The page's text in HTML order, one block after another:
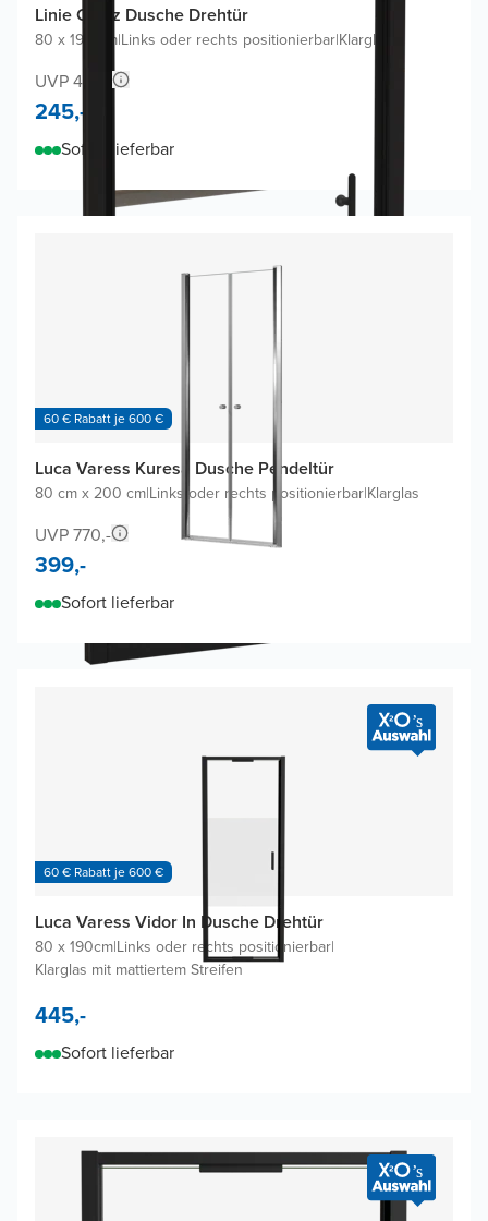
Linie Cadiz Dusche Drehtür
80 x 190 cm|Links oder rechts positionierbar|Klarglas
UVP 470,-
245,-
Sofort lieferbar
60 € Rabatt je 600 €
Luca Varess Kuresa Dusche Pendeltür
80 cm x 200 cm|Links oder rechts positionierbar|Klarglas
UVP 770,-
399,-
Sofort lieferbar
60 € Rabatt je 600 €
Luca Varess Vidor In Dusche Drehtür
80 x 190cm|Links oder rechts positionierbar|
Klarglas mit mattiertem Streifen
445,-
Sofort lieferbar